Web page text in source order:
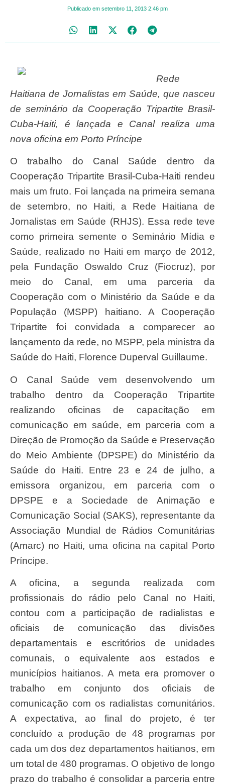
Publicado em setembro 11, 2013 2:46 pm
Rede
Haitiana de Jornalistas em Saúde, que nasceu
de seminário da Cooperação Tripartite Brasil-
Cuba-Haiti, é lançada e Canal realiza uma
nova oficina em Porto Príncipe
O trabalho do Canal Saúde dentro da
Cooperação Tripartite Brasil-Cuba-Haiti rendeu
mais um fruto. Foi lançada na primeira semana
de setembro, no Haiti, a Rede Haitiana de
Jornalistas em Saúde (RHJS). Essa rede teve
como primeira semente o Seminário Mídia e
Saúde, realizado no Haiti em março de 2012,
pela Fundação Oswaldo Cruz (Fiocruz), por
meio do Canal, em uma parceria da
Cooperação com o Ministério da Saúde e da
População (MSPP) haitiano. A Cooperação
Tripartite foi convidada a comparecer ao
lançamento da rede, no MSPP, pela ministra da
Saúde do Haiti, Florence Duperval Guillaume.
O Canal Saúde vem desenvolvendo um
trabalho dentro da Cooperação Tripartite
realizando oficinas de capacitação em
comunicação em saúde, em parceria com a
Direção de Promoção da Saúde e Preservação
do Meio Ambiente (DPSPE) do Ministério da
Saúde do Haiti. Entre 23 e 24 de julho, a
emissora organizou, em parceria com o
DPSPE e a Sociedade de Animação e
Comunicação Social (SAKS), representante da
Associação Mundial de Rádios Comunitárias
(Amarc) no Haiti, uma oficina na capital Porto
Príncipe.
A oficina, a segunda realizada com
profissionais do rádio pelo Canal no Haiti,
contou com a participação de radialistas e
oficiais de comunicação das divisões
departamentais e escritórios de unidades
comunais, o equivalente aos estados e
municípios haitianos. A meta era promover o
trabalho em conjunto dos oficiais de
comunicação com os radialistas comunitários.
A expectativa, ao final do projeto, é ter
concluído a produção de 48 programas por
cada um dos dez departamentos haitianos, em
um total de 480 programas. O objetivo de longo
prazo do trabalho é consolidar a parceria entre